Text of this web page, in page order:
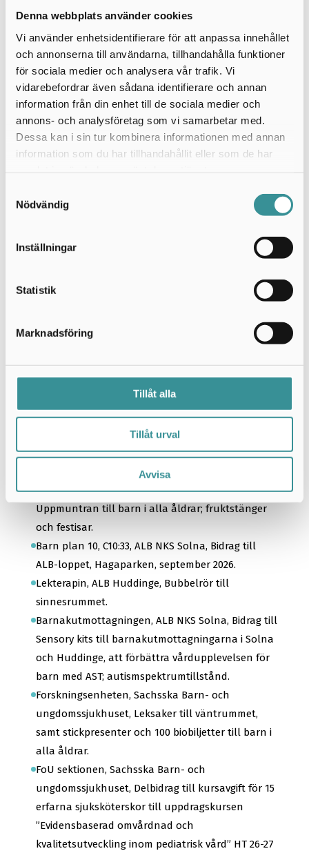
Denna webbplats använder cookies
Vi använder enhetsidentifierare för att anpassa innehållet
och annonserna till användarna, tillhandahålla funktioner
för sociala medier och analysera vår trafik. Vi
vidarebefordrar även sådana identifierare och annan
information från din enhet till de sociala medier och
annons- och analysföretag som vi samarbetar med.
Dessa kan i sin tur kombinera informationen med annan
information som du har tillhandahållit eller som de har
Nödvändig
Inställningar
Statistik
Marknadsföring
Tillåt alla
Tillåt urval
Avvisa
Avd 74, Sachsska Barn- och ungdomssjukhuset,
Kapitelböcker, gosedjur, spel och mer
åldersanpassade presenter och pysselmaterial.
OO Högspecialiserad Barnakutsjukvård och
Barnmedicin, K41/43, HS, Solna och BAVA, Bidrag
deltagande HLR-kongress Göteborg 26-27 maj
2026 för 6 HLR-instruktörer.
Klinisk kemi, Provtagningscentralen, D3:53, ALB
NKS Solna, Leasingakvarium 20260401-20270331 till
väntrum, samt åldersanpassade stickpresenter.
Barnakuten Solna ME barnakutsjukvård, plan 4,
barn med svältketos som deltar i en studie, samt
Specialistmottagning Barn och Unga, BUMM
Neuropediatriken P10, ALB NKS Solna,
pass) och HT 2026 (20 pass).
Barnaakutmottagningen, ALB NKS
SolnClownmedicin, clownbesök, sommaren v 27-31
(2,5 pass) och HT 2026 (20 pass).
Barnmottagning Dagvården F7:83, ALB NKS Solna,
Akvarieleasing 1/4 2026-1/4 2027.
Brännskademottagningen, QB83, ALB Solna,
Uppmuntran till barn i alla åldrar; fruktstänger
och festisar.
Barn plan 10, C10:33, ALB NKS Solna, Bidrag till
ALB-loppet, Hagaparken, september 2026.
Lekterapin, ALB Huddinge, Bubbelrör till
sinnesrummet.
Barnakutmottagningen, ALB NKS Solna, Bidrag till
Sensory kits till barnakutmottagningarna i Solna
och Huddinge, att förbättra vårdupplevelsen för
barn med AST; autismspektrumtillstånd.
Forskningsenheten, Sachsska Barn- och
ungdomssjukhuset, Leksaker till väntrummet,
samt stickpresenter och 100 biobiljetter till barn i
alla åldrar.
FoU sektionen, Sachsska Barn- och
ungdomssjukhuset, Delbidrag till kursavgift för 15
erfarna sjuksköterskor till uppdragskursen
”Evidensbaserad omvårdnad och
kvalitetsutveckling inom pediatrisk vård” HT 26-27